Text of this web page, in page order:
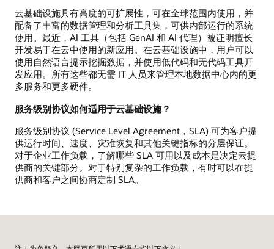
云基础设施具有高度的可扩展性，可在全球范围内使用，并
配备了丰富的数据管理和分析工具集，可供内部运行的系统
使用。最近，AI 工具（包括 GenAI 和 AI 代理）被证明擅长
开发易于在云中使用的新应用。在云基础设施中，用户可以
使用自然语言提示挖掘数据，并使用低代码和无代码工具开
发应用。所有这些都无需 IT 人员来管理本地数据中心内的更
多服务和更多硬件。
服务级别协议如何适用于云基础设施？
服务级别协议 (Service Level Agreement，SLA) 可为客户提
供运行时间、速度、灾难恢复和其他关键指标的分层保证。
对于企业工作负载，了解哪些 SLA 可用以及成本是决定云提
供商的关键部分。对于特别复杂的工作负载，有时可以在提
供商和客户之间协商定制 SLA。